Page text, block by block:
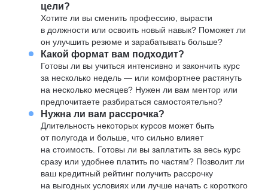
цели?
Хотите ли вы сменить профессию, вырасти
в должности или освоить новый навык? Поможет ли
он улучшить резюме и зарабатывать больше?
Какой формат вам подходит?
Готовы ли вы учиться интенсивно и закончить курс
за несколько недель — или комфортнее растянуть
на несколько месяцев? Нужен ли вам ментор или
предпочитаете разбираться самостоятельно?
Нужна ли вам рассрочка?
Длительность некоторых курсов может быть
от полугода и больше, что сильно влияет
на стоимость. Готовы ли вы заплатить за весь курс
сразу или удобнее платить по частям? Позволит ли
ваш кредитный рейтинг получить рассрочку
на выгодных условиях или лучше начать с короткого